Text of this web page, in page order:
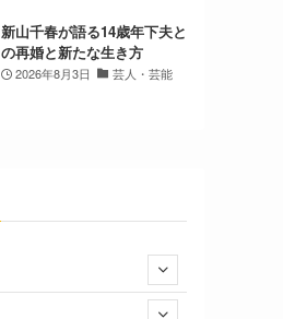
新山千春が語る14歳年下夫と
の再婚と新たな生き方
2026年8月3日 芸人・芸能